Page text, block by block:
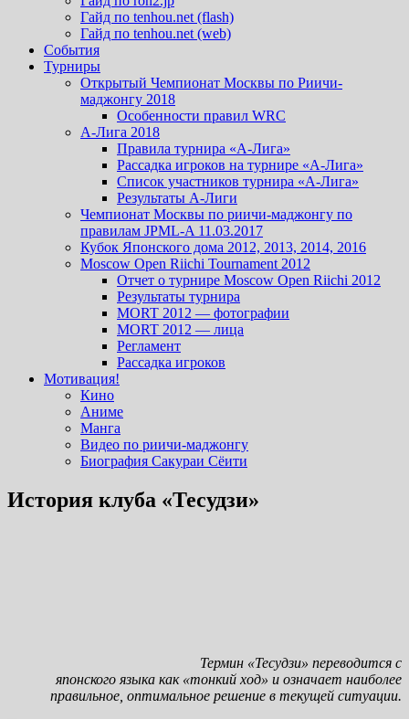
Гайд по tenhou.net (flash)
Гайд по tenhou.net (web)
События
Турниры
Открытый Чемпионат Москвы по Риичи-
маджонгу 2018
Особенности правил WRC
А-Лига 2018
Правила турнира «А-Лига»
Рассадка игроков на турнире «А-Лига»
Список участников турнира «А-Лига»
Результаты А-Лиги
Чемпионат Москвы по риичи-маджонгу по
правилам JPML-A 11.03.2017
Кубок Японского дома 2012, 2013, 2014, 2016
Moscow Open Riichi Tournament 2012
Отчет о турнире Moscow Open Riichi 2012
Результаты турнира
MORT 2012 — фотографии
MORT 2012 — лица
Регламент
Рассадка игроков
Мотивация!
Кино
Аниме
Манга
Видео по риичи-маджонгу
Биография Сакураи Сёити
История клуба «Тесудзи»
Термин «Тесудзи» переводится с
японского языка как «тонкий ход» и означает наиболее
правильное, оптимальное решение в текущей ситуации.